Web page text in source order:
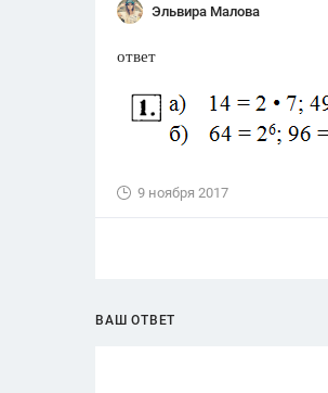
Эльвира Малова
ответ
9 ноября 2017
ВАШ ОТВЕТ